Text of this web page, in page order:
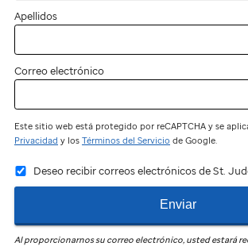
Apellidos
Correo electrónico
Este sitio web está protegido por reCAPTCHA y se
Privacidad y los Términos del Servicio de Google.
Deseo recibir correos electrónicos de St.
Enviar
Al proporcionarnos su correo electrónico, usted estará